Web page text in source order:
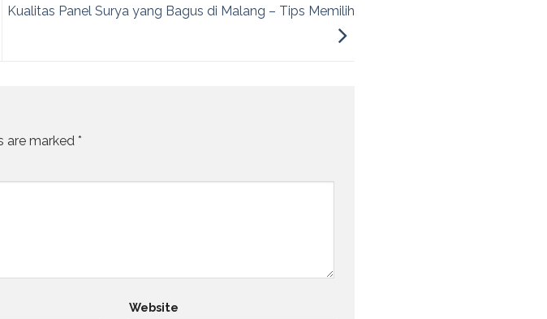
Kualitas Panel Surya yang Bagus di Malang – Tips Memilih
are marked *
Website